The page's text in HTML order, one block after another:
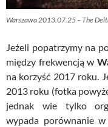
Warszawa 2013.07.25 – The
Jeżeli popatrzymy na
między frekwencją w
na korzyść 2017 roku.
2013 roku (fotka
jednak wie tylko
wypada porównanie